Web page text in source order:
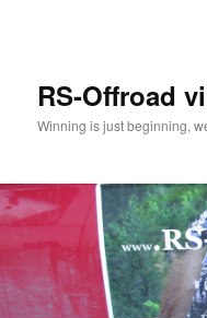
RS-Offroad
Winning is just beginning,